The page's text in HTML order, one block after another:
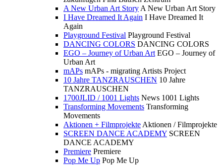
A New Urban Art Story A New Urban Art Story
I Have Dreamed It Again I Have Dreamed It
Again
Playground Festival Playground Festival
DANCING COLORS DANCING COLORS
EGO – Journey of Urban Art EGO – Journey of
Urban Art
mAPs mAPs - migrating Artists Project
10 Jahre TANZRAUSCHEN 10 Jahre
TANZRAUSCHEN
1700JLID / 1001 Lights News 1001 Lights
Transforming Movements Transforming
Movements
Aktionen + Filmprojekte Aktionen / Filmprojekte
SCREEN DANCE ACADEMY SCREEN
DANCE ACADEMY
Premiere Premiere
Pop Me Up Pop Me Up